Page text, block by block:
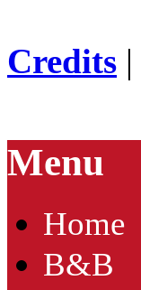
Credits |
Menu
Home
B&B